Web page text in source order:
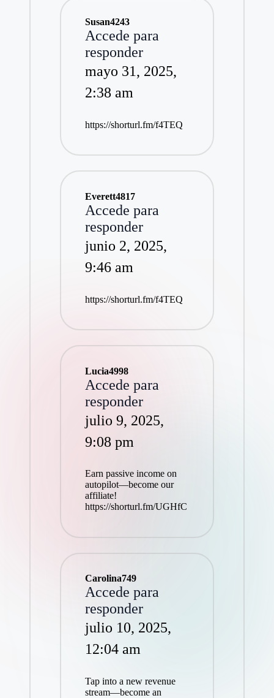
Susan4243
Accede para
responder
mayo 31, 2025,
2:38 am
https://shorturl.fm/f4TEQ
Everett4817
Accede para
responder
junio 2, 2025,
9:46 am
https://shorturl.fm/f4TEQ
Lucia4998
Accede para
responder
julio 9, 2025,
9:08 pm
Earn passive income on
autopilot—become our
affiliate!
https://shorturl.fm/UGHfC
Carolina749
Accede para
responder
julio 10, 2025,
12:04 am
Tap into a new revenue
stream—become an